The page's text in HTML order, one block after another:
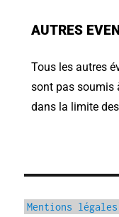
AUTRES
Tous les autres
sont pas soumis
dans la limite
Mentions légales